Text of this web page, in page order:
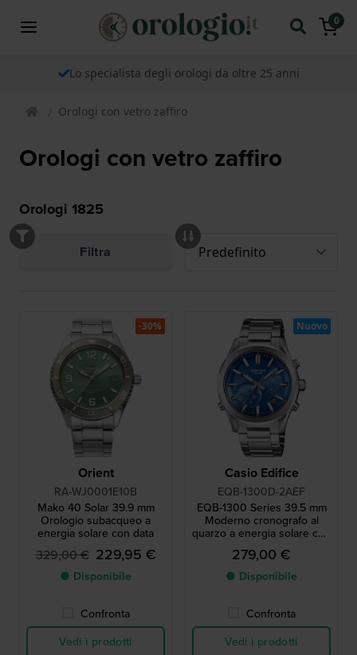
0
Lo specialista degli orologi da oltre 25 anni
Orologi con vetro zaffiro
Orologi con vetro zaffiro
Orologi 1825
Filtra
Orient
RA-WJ0001E10B
Mako 40 Solar 39.9 mm
Orologio subacqueo a
energia solare con data
329,00 € 229,95 €
● Disponibile
Confronta
Vedi i prodotti
-30%
Casio Edifice
EQB-1300D-2AEF
EQB-1300 Series 39.5 mm
Moderno cronografo al
quarzo a energia solare con
collegamento allo
smartphone
279,00 €
● Disponibile
Confronta
Vedi i prodotti
Nuovo